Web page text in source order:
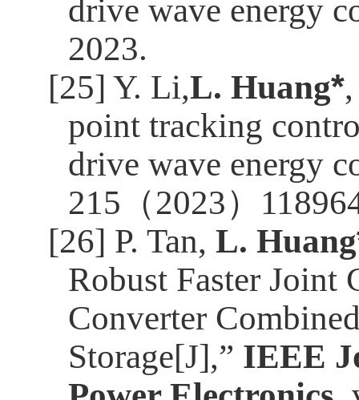
drive wave energy
2023.
[25] Y. Li,L. Huang*
point tracking
drive wave energy
215 （2023）
[26] P. Tan, L. Huang
Robust Faster Joint
Converter
Storage[J],” IEEE